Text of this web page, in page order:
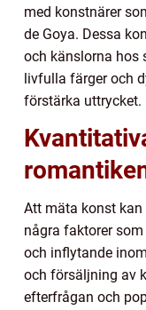
med konstnärer
de Goya. Dessa
och känslorna hos
livfulla färger och
förstärka uttrycket.
Att mäta konst
några faktorer
och inflytande
och försäljning av
efterfrågan och